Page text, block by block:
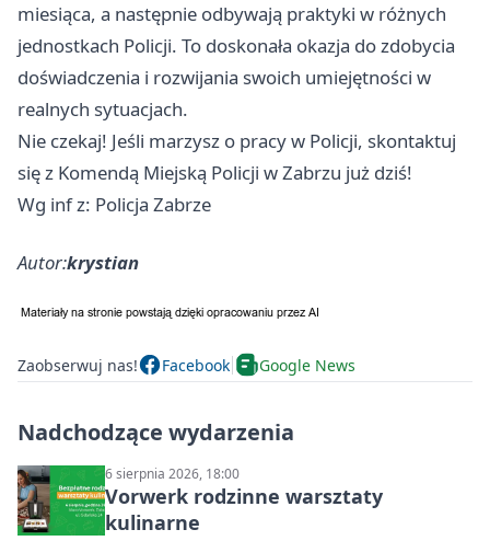
miesiąca, a następnie odbywają praktyki w różnych
jednostkach Policji. To doskonała okazja do zdobycia
doświadczenia i rozwijania swoich umiejętności w
realnych sytuacjach.
Nie czekaj! Jeśli marzysz o pracy w Policji, skontaktuj
się z Komendą Miejską Policji w Zabrzu już dziś!
Wg inf z: Policja Zabrze
Autor:krystian
Zaobserwuj nas! Facebook Google News
Nadchodzące wydarzenia
6 sierpnia 2026, 18:00
Vorwerk rodzinne warsztaty
kulinarne